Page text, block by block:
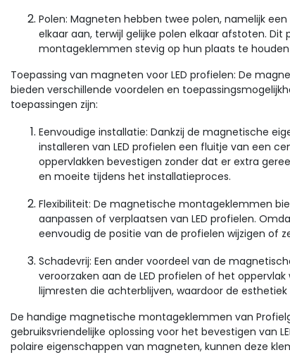
Polen: Magneten hebben twee polen, namelijk
elkaar aan, terwijl gelijke polen elkaar afstoten.
montageklemmen stevig op hun plaats te
Toepassing van magneten voor LED profielen: De
bieden verschillende voordelen en
toepassingen zijn:
Eenvoudige installatie: Dankzij de magnetische
installeren van LED profielen een fluitje van een
oppervlakken bevestigen zonder dat er extra
en moeite tijdens het installatieproces.
Flexibiliteit: De magnetische montageklemmen
aanpassen of verplaatsen van LED profielen.
eenvoudig de positie van de profielen wijzigen of
Schadevrij: Een ander voordeel van de
veroorzaken aan de LED profielen of het
lijmresten die achterblijven, waardoor de
De handige magnetische montageklemmen van
gebruiksvriendelijke oplossing voor het bevestigen van
polaire eigenschappen van magneten, kunnen deze